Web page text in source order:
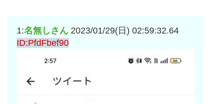
1:名無しさん 2023/01/29(日) 02:59:32.64
ID:PfdFbef90